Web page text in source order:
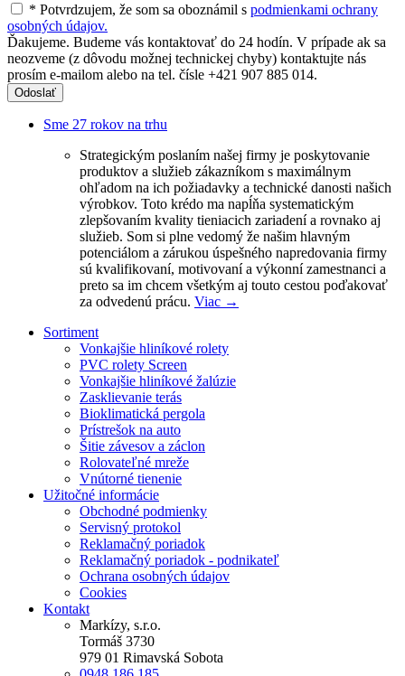
* Potvrdzujem, že som sa oboznámil s podmienkami ochrany
osobných údajov.
Ďakujeme. Budeme vás kontaktovať do 24 hodín. V prípade ak sa
neozveme (z dôvodu možnej technickej chyby) kontaktujte nás
prosím e-mailom alebo na tel. čísle +421 907 885 014.
Odoslať
Sme 27 rokov na trhu
Strategickým poslaním našej firmy je poskytovanie
produktov a služieb zákazníkom s maximálnym
ohľadom na ich požiadavky a technické danosti našich
výrobkov. Toto krédo ma napĺňa systematickým
zlepšovaním kvality tieniacich zariadení a rovnako aj
služieb. Som si plne vedomý že našim hlavným
potenciálom a zárukou úspešného napredovania firmy
sú kvalifikovaní, motivovaní a výkonní zamestnanci a
preto sa im chcem všetkým aj touto cestou poďakovať
za odvedenú prácu. Viac →
Sortiment
Vonkajšie hliníkové rolety
PVC rolety Screen
Vonkajšie hliníkové žalúzie
Zasklievanie terás
Bioklimatická pergola
Prístrešok na auto
Šitie závesov a záclon
Rolovateľné mreže
Vnútorné tienenie
Užitočné informácie
Obchodné podmienky
Servisný protokol
Reklamačný poriadok
Reklamačný poriadok - podnikateľ
Ochrana osobných údajov
Cookies
Kontakt
Markízy, s.r.o.
Tormáš 3730
979 01 Rimavská Sobota